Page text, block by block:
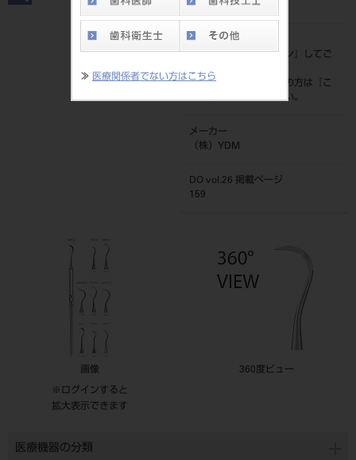
≫ 医療関係者でない方はこちら
4963931090037
標準価格
価格の確認は『ログイン
』してご
ネット会員登録がまだの方は『
こ
ちら』より登録ください。
メーカー
（株）YDM
DO vol.26 掲載ページ
159
画像
※ログインすると
拡大表示できます
360度ビュー
医療機器の分類